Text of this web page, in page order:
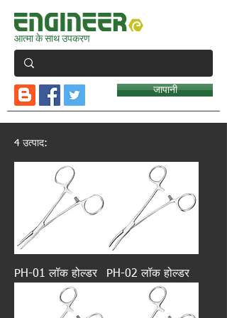
आत्मा के साथ उपकरण
जापानी
4 उत्पाद:
PH-01 लॉक होल्डर PH-02 लॉक होल्डर